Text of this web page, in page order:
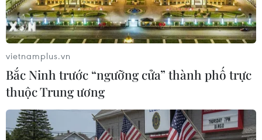
Ông Putin muốn bình thường hóa quan hệ
vietnamplus.vn
Bắc Ninh trước “ngưỡng cửa” thành phố trực
thuộc Trung ương